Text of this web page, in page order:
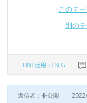
このテ
別の
LINE活用・LSEG
返信者：非公開